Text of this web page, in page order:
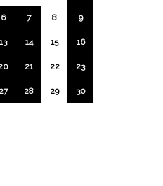
6 7 8 9
13 14 15 16
21 22 23
27 28 29 30